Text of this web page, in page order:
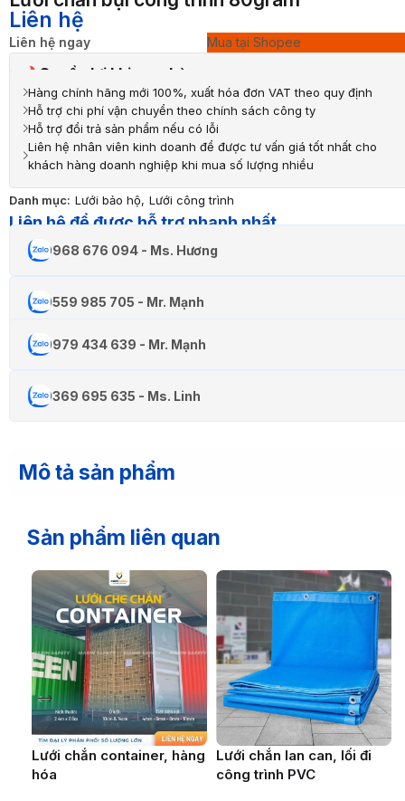
Liên hệ
Liên hệ ngay Mua tại Shopee
Quyền lợi khi mua hàng
Hàng chính hãng mới 100%, xuất hóa đơn VAT theo quy định
Hỗ trợ chi phí vận chuyển theo chính sách công ty
Hỗ trợ đổi trả sản phẩm nếu có lỗi
Liên hệ nhân viên kinh doanh để được tư vấn giá tốt nhất cho
khách hàng doanh nghiệp khi mua số lượng nhiều
Danh mục: Lưới bảo hộ, Lưới công trình
Liên hệ để được hỗ trợ nhanh nhất
0968 676 094 - Ms. Hương
0559 985 705 - Mr. Mạnh
0979 434 639 - Mr. Mạnh
0369 695 635 - Ms. Linh
Mô tả sản phẩm
Sản phẩm liên quan
Lưới chắn container, hàng
hóa
Lưới chắn lan can, lối đi
công trình PVC